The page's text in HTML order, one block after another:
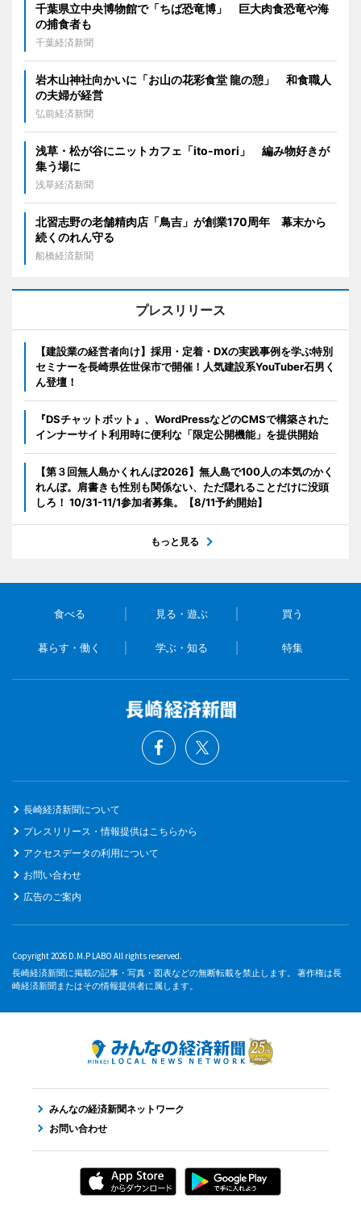
千葉県立中央博物館で「ちば恐竜博」 巨大肉食恐竜や海
の捕食者も
千葉経済新聞
岩木山神社向かいに「お山の花彩食堂 龍の憩」 和食職人
の夫婦が経営
弘前経済新聞
浅草・松が谷にニットカフェ「ito-mori」 編み物好きが
集う場に
浅草経済新聞
北習志野の老舗精肉店「鳥吉」が創業170周年 幕末から
続くのれん守る
船橋経済新聞
プレスリリース
【建設業の経営者向け】採用・定着・DXの実践事例を学ぶ特別
セミナーを長崎県佐世保市で開催！人気建設系YouTuber石男く
ん登壇！
『DSチャットボット』、WordPressなどのCMSで構築された
インナーサイト利用時に便利な「限定公開機能」を提供開始
【第３回無人島かくれんぼ2026】無人島で100人の本気のかく
れんぼ。肩書きも性別も関係ない、ただ隠れることだけに没頭
しろ！ 10/31-11/1参加者募集。【8/11予約開始】
もっと見る
食べる 見る・遊ぶ 買う
暮らす・働く 学ぶ・知る 特集
長崎経済新聞について
プレスリリース・情報提供はこちらから
アクセスデータの利用について
お問い合わせ
広告のご案内
Copyright 2026 D.M.P LABO All rights reserved.
長崎経済新聞に掲載の記事・写真・図表などの無断転載を禁止します。 著作権は長
崎経済新聞またはその情報提供者に属します。
みんなの経済新聞ネットワーク
お問い合わせ